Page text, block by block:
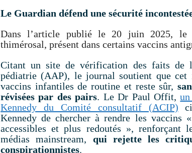
Le Guardian défend une sécurité
Dans l’article publié le 20 juin 2025, le
thimérosal, présent dans certains vaccins
Citant un site de vérification des faits de
pédiatrie (AAP), le journal soutient que cet
vaccins infantiles de routine et reste sûr,
révisées par des pairs. Le Dr Paul Offit,
Kennedy du Comité consultatif (ACIP)
Kennedy de chercher à rendre les vaccins «
accessibles et plus redoutés », renforçant
médias mainstream, qui rejette les
conspirationnistes.